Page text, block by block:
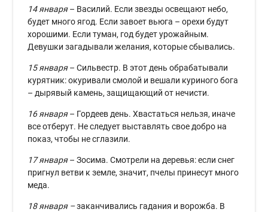
14 января– Василий. Если звезды освещают небо,
будет много ягод. Если завоет вьюга – орехи будут
хорошими. Если туман, год будет урожайным.
Девушки загадывали желания, которые сбывались.
15 января– Сильвестр. В этот день обрабатывали
курятник: окуривали смолой и вешали куриного бога
– дырявый камень, защищающий от нечисти.
16 января– Гордеев день. Хвастаться нельзя, иначе
все отберут. Не следует выставлять свое добро на
показ, чтобы не сглазили.
17 января– Зосима. Смотрели на деревья: если снег
пригнул ветви к земле, значит, пчелы принесут много
меда.
18 января –заканчивались гадания и ворожба. В